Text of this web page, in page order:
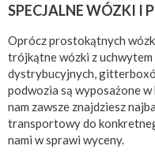
SPECJALNE WÓZKI I
Oprócz prostokątnych
trójkątne wózki z
dystrybucyjnych,
podwozia są wyposażone
nam zawsze znajdziesz
transportowy do
nami w sprawi wyceny.